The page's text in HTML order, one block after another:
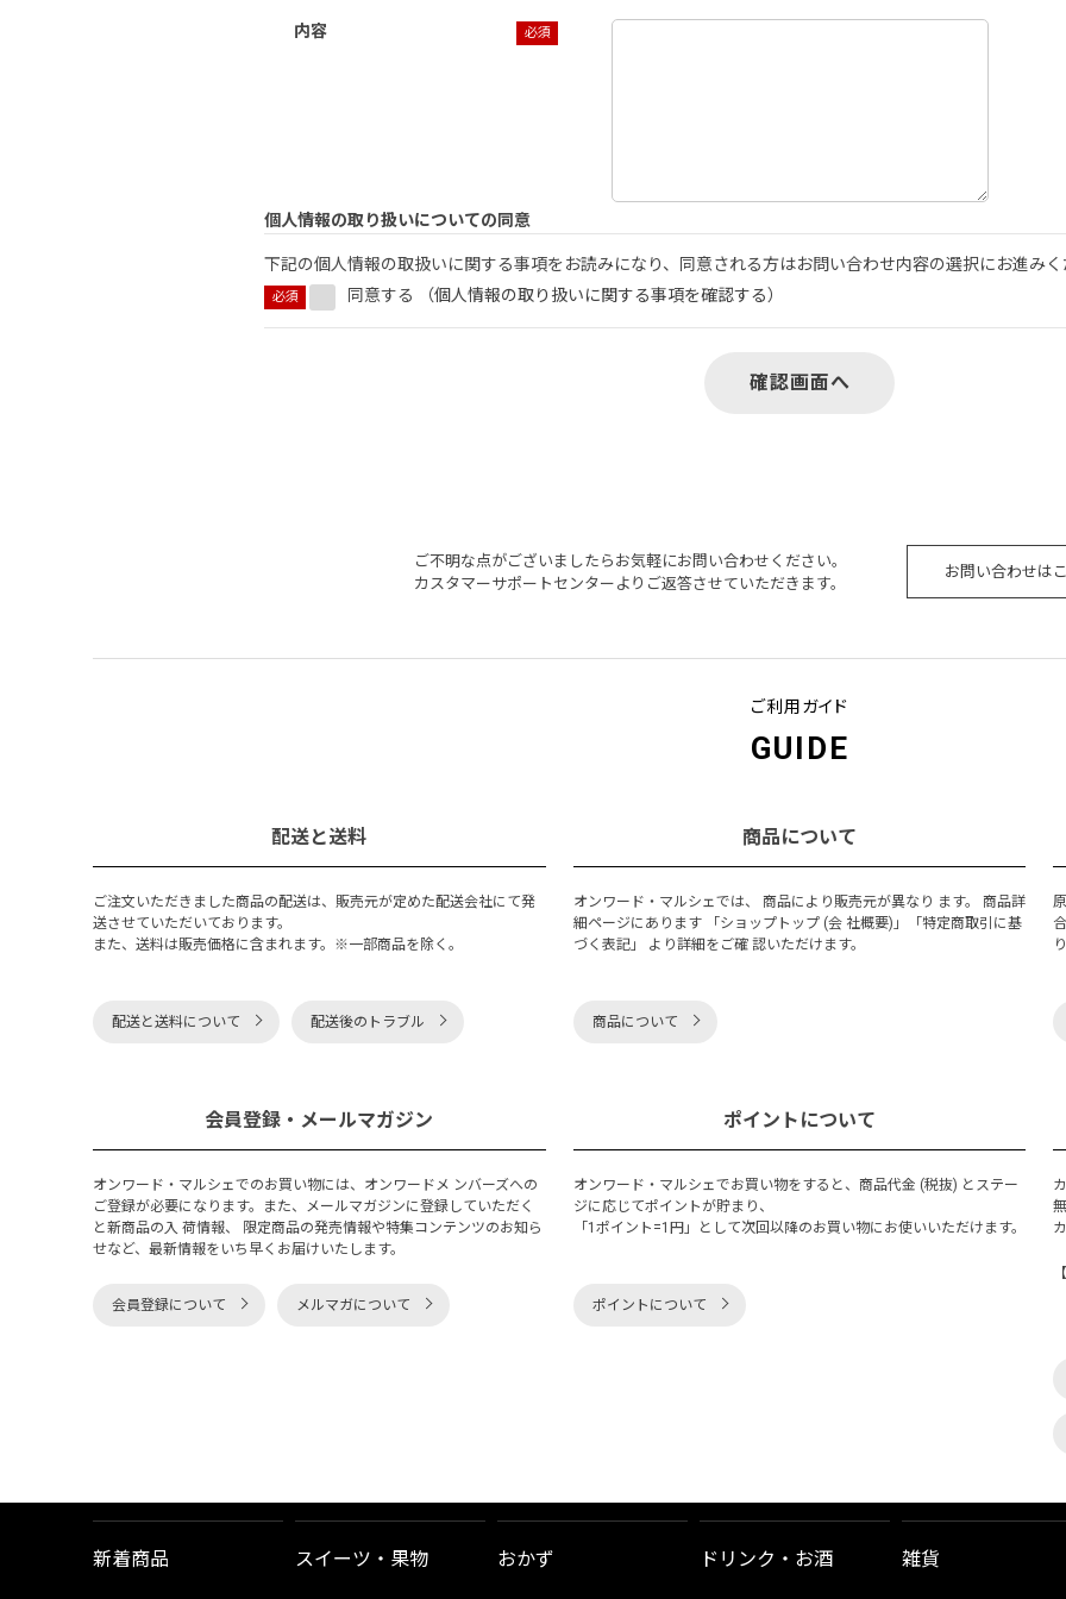
内容
個人情報の取り扱いについての同意
下記の個人情報の取扱いに関する事項をお読みになり、同意される方はお問い合わせ内容の選択にお進み
同意する （個人情報の取り扱いに関する事項を確認する）
ご不明な点がございましたらお気軽にお問い合わせください。
カスタマーサポートセンターよりご返答させていただきます。
お問い合わせは
ご利用ガイド
GUIDE
配送と送料
ご注文いただきました商品の配送は、販売元が定めた配送会社にて発
送させていただいております。
また、送料は販売価格に含まれます。※一部商品を除く。
配送と送料について 配送後のトラブル
商品について
オンワード・マルシェでは、 商品により販売元が異なり ます。 商品詳
細ページにあります 「ショップトップ (会 社概要)」「特定商取引に基
づく表記」 より詳細をご確 認いただけます。
商品について
会員登録・メールマガジン
オンワード・マルシェでのお買い物には、オンワードメ ンバーズへの
ご登録が必要になります。また、メールマガジンに登録していただく
と新商品の入 荷情報、 限定商品の発売情報や特集コンテンツのお知ら
せなど、最新情報をいち早くお届けいたします。
会員登録について メルマガについて
ポイントについて
オンワード・マルシェでお買い物をすると、商品代金 (税抜) とステー
ジに応じてポイントが貯まり、
「1ポイント=1円」として次回以降のお買い物にお使いいただけます。
ポイントについて
新着商品 スイーツ・果物 おかず ドリンク・お酒 雑貨